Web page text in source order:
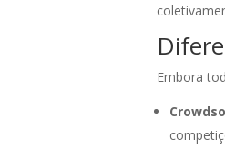
Embora